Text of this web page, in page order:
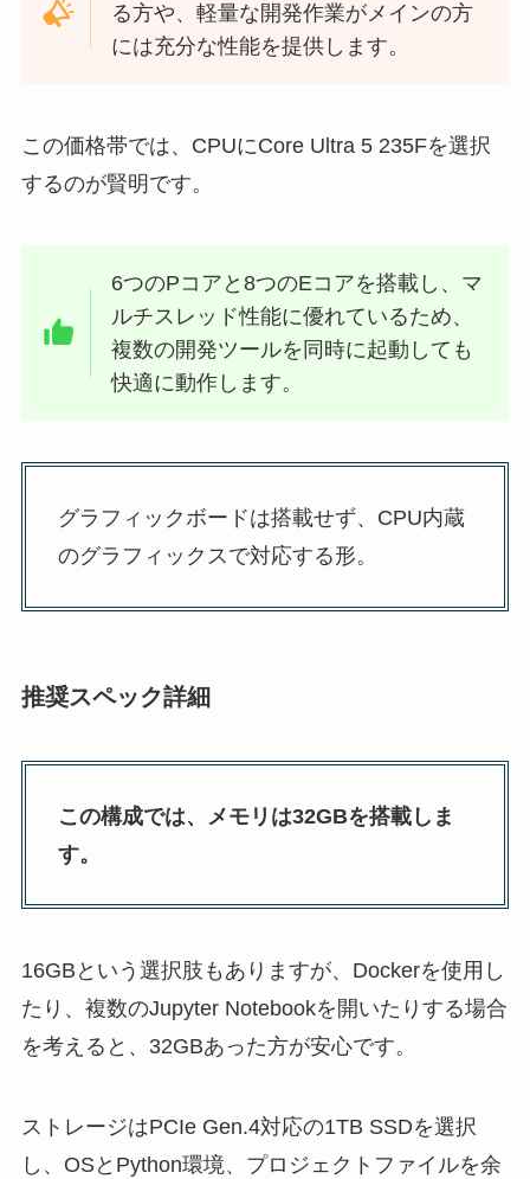
る方や、軽量な開発作業がメインの方
には充分な性能を提供します。
この価格帯では、CPUにCore Ultra 5 235Fを選択
するのが賢明です。
6つのPコアと8つのEコアを搭載し、マ
ルチスレッド性能に優れているため、
複数の開発ツールを同時に起動しても
快適に動作します。
グラフィックボードは搭載せず、CPU内蔵
のグラフィックスで対応する形。
推奨スペック詳細
この構成では、メモリは32GBを搭載しま
す。
16GBという選択肢もありますが、Dockerを使用し
たり、複数のJupyter Notebookを開いたりする場合
を考えると、32GBあった方が安心です。
ストレージはPCIe Gen.4対応の1TB SSDを選択
し、OSとPython環境、プロジェクトファイルを余